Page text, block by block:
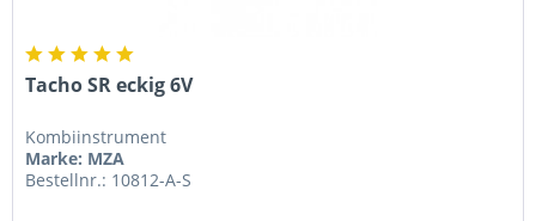
Tacho SR eckig 6V
Kombiinstrument
Marke: MZA
Bestellnr.: 10812-A-S